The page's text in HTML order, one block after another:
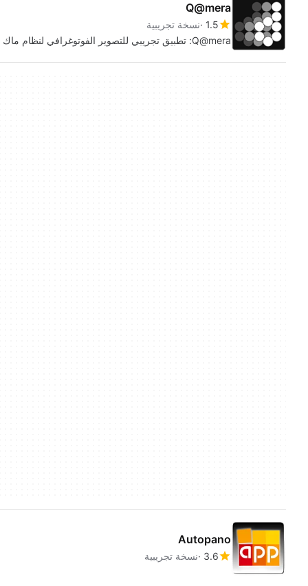
Q@mera
1.5 نسخة تجريبية
Q@mera: تطبيق تجريبي للتصوير الفوتوغرافي لنظام ماك
Autopano
3.6 نسخة تجريبية